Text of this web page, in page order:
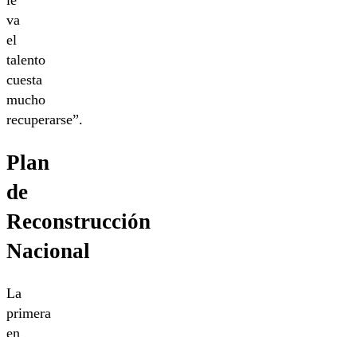
va
el
talento
cuesta
mucho
recuperarse”.
Plan
de
Reconstrucción
Nacional
La
primera
en